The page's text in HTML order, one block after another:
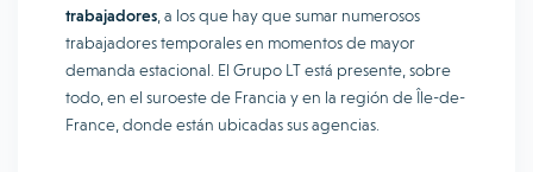
trabajadores, a los que hay que sumar numerosos
trabajadores temporales en momentos de mayor
demanda estacional. El Grupo LT está presente, sobre
todo, en el suroeste de Francia y en la región de Île-de-
France, donde están ubicadas sus agencias.